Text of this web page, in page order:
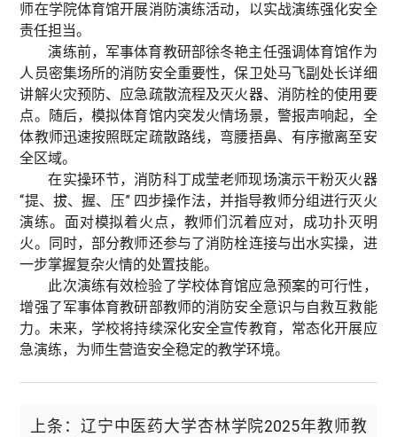
师在学院体育馆开展消防演练活动，以实战演练强化安全
责任担当。
演练前，军事体育教研部徐冬艳主任强调体育馆作为
人员密集场所的消防安全重要性，保卫处马飞副处长详细
讲解火灾预防、应急疏散流程及灭火器、消防栓的使用要
点。随后，模拟体育馆内突发火情场景，警报声响起，全
体教师迅速按照既定疏散路线，弯腰捂鼻、有序撤离至安
全区域。
在实操环节，消防科丁成莹老师现场演示干粉灭火器
“提、拔、握、压” 四步操作法，并指导教师分组进行灭火
演练。面对模拟着火点，教师们沉着应对，成功扑灭明
火。同时，部分教师还参与了消防栓连接与出水实操，进
一步掌握复杂火情的处置技能。
此次演练有效检验了学校体育馆应急预案的可行性，
增强了军事体育教研部教师的消防安全意识与自救互救能
力。未来，学校将持续深化安全宣传教育，常态化开展应
急演练，为师生营造安全稳定的教学环境。
上条：辽宁中医药大学杏林学院2025年教师教